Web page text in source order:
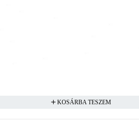
KOSÁRBA TESZEM